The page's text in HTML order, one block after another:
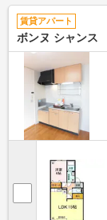
賃貸アパート
ボンヌ シャンス